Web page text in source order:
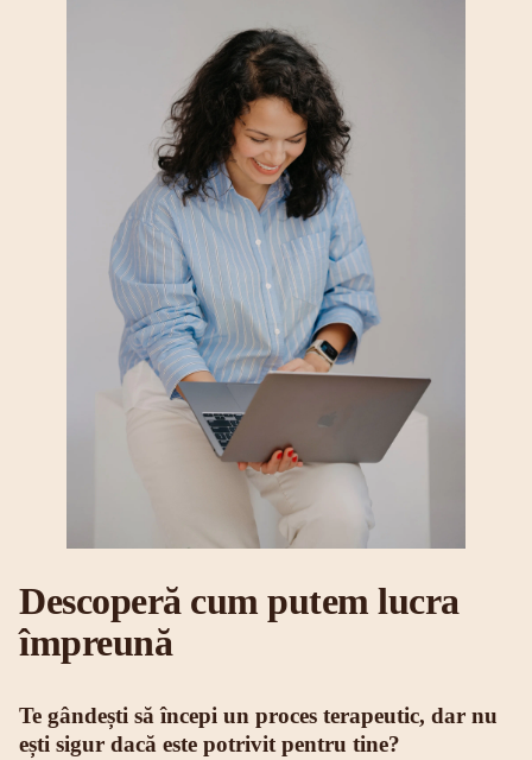
Descoperă cum putem lucra
împreună
Te gândești să începi un proces terapeutic, dar nu
ești sigur dacă este potrivit pentru tine?